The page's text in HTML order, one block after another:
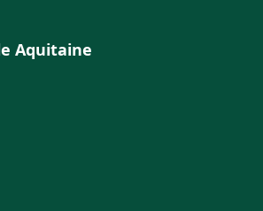
Aquitaine